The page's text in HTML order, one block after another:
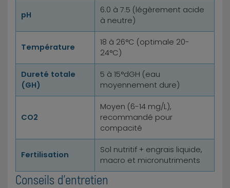
pH
6.0 à 7.5 (légèrement acide
à neutre)
Température
18 à 26°C (optimale 20-
24°C)
Dureté totale
(GH)
5 à 15°dGH (eau
moyennement dure)
CO2
Moyen (6-14 mg/L),
recommandé pour
compacité
Fertilisation
Sol nutritif + engrais liquide,
macro et micronutriments
Conseils d'entretien